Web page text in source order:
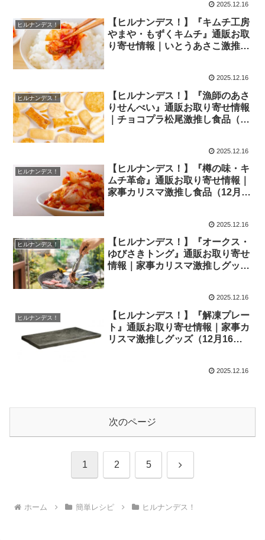
2025.12.16
ヒルナンデス！
【ヒルナンデス！】『キムチ工房
やまや・もずくキムチ』通販お取
り寄せ情報｜いとうあさこ激推し
2025.12.16
ヒルナンデス！
【ヒルナンデス！】『漁師のあさ
りせんべい』通販お取り寄せ情報
｜チョコプラ松尾激推し食品（12
2025.12.16
ヒルナンデス！
【ヒルナンデス！】『樽の味・キ
ムチ革命』通販お取り寄せ情報｜
家事カリスマ激推し食品（12月
2025.12.16
ヒルナンデス！
【ヒルナンデス！】『オークス・
ゆびさきトング』通販お取り寄せ
情報｜家事カリスマ激推しグッズ
2025.12.16
ヒルナンデス！
【ヒルナンデス！】『解凍プレー
ト』通販お取り寄せ情報｜家事カ
リスマ激推しグッズ（12月16
2025.12.16
次のページ
1 2 5 次
ホーム 簡単レシピ ヒルナンデス！